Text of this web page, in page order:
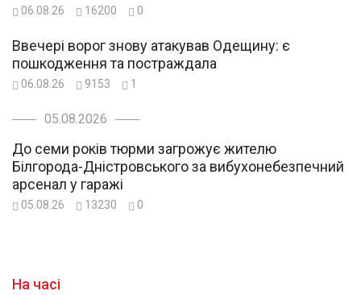
06.08.26 16200 0
Ввечері ворог знову атакував Одещину: є
пошкодження та постраждала
06.08.26 9153 1
05.08.2026
До семи років тюрми загрожує жителю
Білгорода-Дністровського за вибухонебезпечний
арсенал у гаражі
05.08.26 13230 0
На часі